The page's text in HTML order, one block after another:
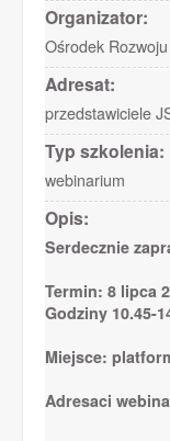
Organizator:
Ośrodek
Adresat:
przedstawiciele
Typ szkolenia:
webinarium
Opis:
Serdecznie
Termin: 8 lipca
Godziny 10.45-
Miejsce:
Adresaci